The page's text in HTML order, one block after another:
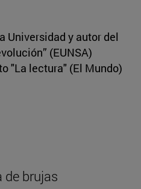
Universidad y autor del
(EUNSA)
"La lectura" (El Mundo)
de brujas